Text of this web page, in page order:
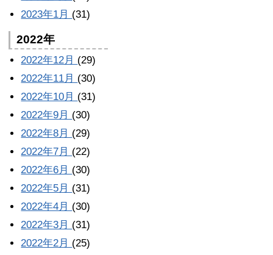
2023年1月 (31)
2022年
2022年12月 (29)
2022年11月 (30)
2022年10月 (31)
2022年9月 (30)
2022年8月 (29)
2022年7月 (22)
2022年6月 (30)
2022年5月 (31)
2022年4月 (30)
2022年3月 (31)
2022年2月 (25)